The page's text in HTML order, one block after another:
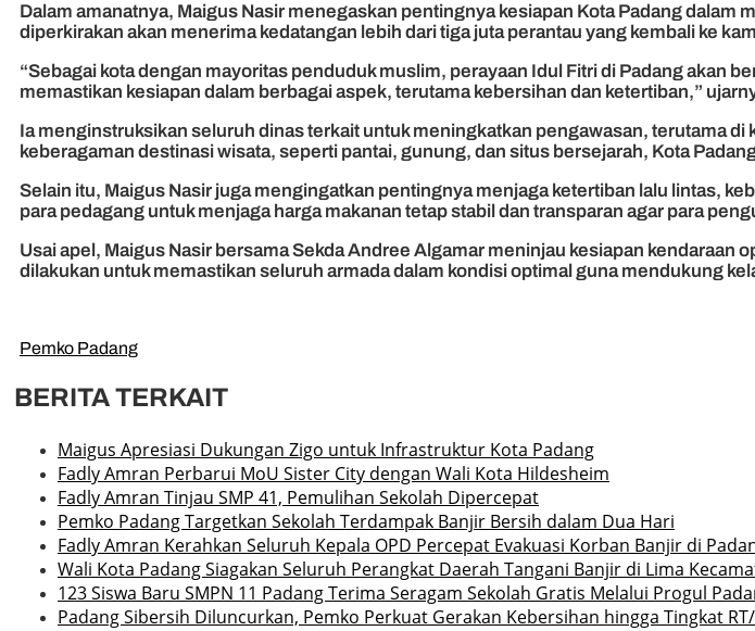
Dalam amanatnya, Maigus Nasir menegaskan pentingnya kesiapan Kota Padang
diperkirakan akan menerima kedatangan lebih dari tiga juta perantau yang kembali ke
“Sebagai kota dengan mayoritas penduduk muslim, perayaan Idul Fitri di Padang akan
memastikan kesiapan dalam berbagai aspek, terutama kebersihan dan ketertiban,”
Ia menginstruksikan seluruh dinas terkait untuk meningkatkan pengawasan, terutama
keberagaman destinasi wisata, seperti pantai, gunung, dan situs bersejarah, Kota
Selain itu, Maigus Nasir juga mengingatkan pentingnya menjaga ketertiban lalu lintas,
para pedagang untuk menjaga harga makanan tetap stabil dan transparan agar para
Usai apel, Maigus Nasir bersama Sekda Andree Algamar meninjau kesiapan
dilakukan untuk memastikan seluruh armada dalam kondisi optimal guna mendukung
Pemko Padang
BERITA TERKAIT
Maigus Apresiasi Dukungan Zigo untuk Infrastruktur Kota Padang
Fadly Amran Perbarui MoU Sister City dengan Wali Kota Hildesheim
Fadly Amran Tinjau SMP 41, Pemulihan Sekolah Dipercepat
Pemko Padang Targetkan Sekolah Terdampak Banjir Bersih dalam Dua Hari
Fadly Amran Kerahkan Seluruh Kepala OPD Percepat Evakuasi Korban Banjir di
Wali Kota Padang Siagakan Seluruh Perangkat Daerah Tangani Banjir di Lima
123 Siswa Baru SMPN 11 Padang Terima Seragam Sekolah Gratis Melalui Progul
Padang Sibersih Diluncurkan, Pemko Perkuat Gerakan Kebersihan hingga Tingkat